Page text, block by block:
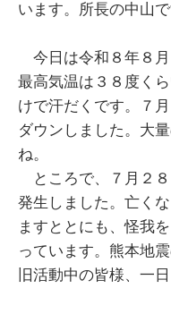
います。所長の中山で
今日は令和８年８月
最高気温は３８度く
けで汗だくです。７
ダウンしました。大
ね。
ところで、７月２
発生しました。亡く
ますととにも、怪我
っています。熊本地
旧活動中の皆様、一